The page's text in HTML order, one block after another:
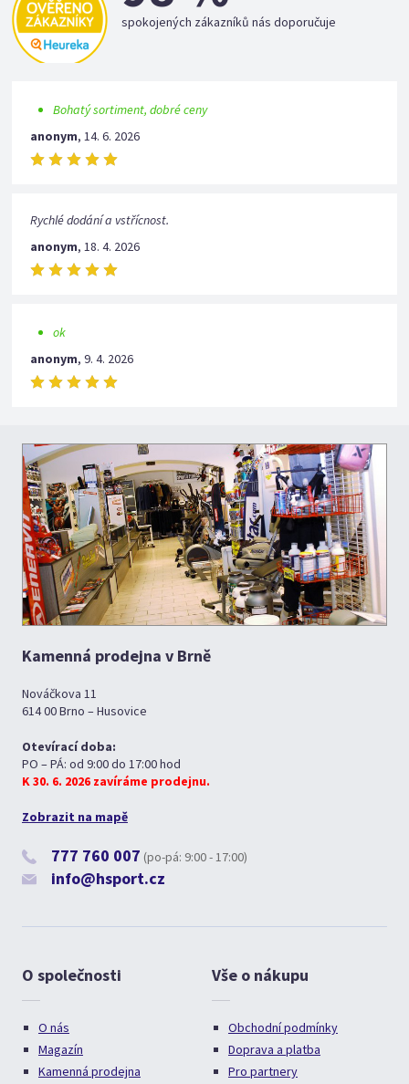
spokojených zákazníků nás doporučuje
Bohatý sortiment, dobré ceny
anonym,14. 6. 2026
Rychlé dodání a vstřícnost.
anonym,18. 4. 2026
ok
anonym,9. 4. 2026
Kamenná prodejna v Brně
Nováčkova 11
614 00 Brno – Husovice
Otevírací doba:
PO – PÁ: od 9:00 do 17:00 hod
K 30. 6. 2026 zavíráme prodejnu.
Zobrazit na mapě
777 760 007 (po-pá: 9:00 - 17:00)
info@hsport.cz
O společnosti
O nás
Magazín
Kamenná prodejna
Vše o nákupu
Obchodní podmínky
Doprava a platba
Pro partnery